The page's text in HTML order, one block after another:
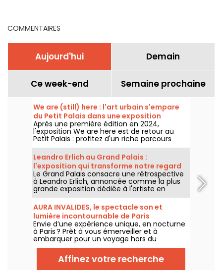
COMMENTAIRES
Aujourd'hui Demain
Ce week-end Semaine prochaine
We are (still) here : l'art urbain s'empare
du Petit Palais dans une exposition
gratuite cet été
Après une première édition en 2024,
l'exposition We are here est de retour au
Petit Palais : profitez d'un riche parcours
d'art urbain en plein cœur du musée des
Beaux-Arts. L'exposition est visible
gratuitement du 20 juin au 20 septembre
2026.
Leandro Erlich au Grand Palais :
l'exposition qui transforme notre regard
sur le réel - nos photos
Le Grand Palais consacre une rétrospective
à Leandro Erlich, annoncée comme la plus
grande exposition dédiée à l'artiste en
Europe ! Rendez-vous du 2 juin au 6
septembre 2026 pour découvrir l'univers
singulier de Leandro Erlich, connu pour ses
installations qui brouillent nos repères et
notre perception dans l'espace public.
AURA INVALIDES, le spectacle son et
lumière incontournable de Paris
Envie d’une expérience unique, en nocturne
à Paris ? Prêt à vous émerveiller et à
embarquer pour un voyage hors du
temps dans un lieu mythique du patrimoine
? Courrez découvrir AURA INVALIDES, un
spectacle son et lumière, pour découvrir
l’iconique Dôme des Invalides, à la tombée
Affinez votre recherche